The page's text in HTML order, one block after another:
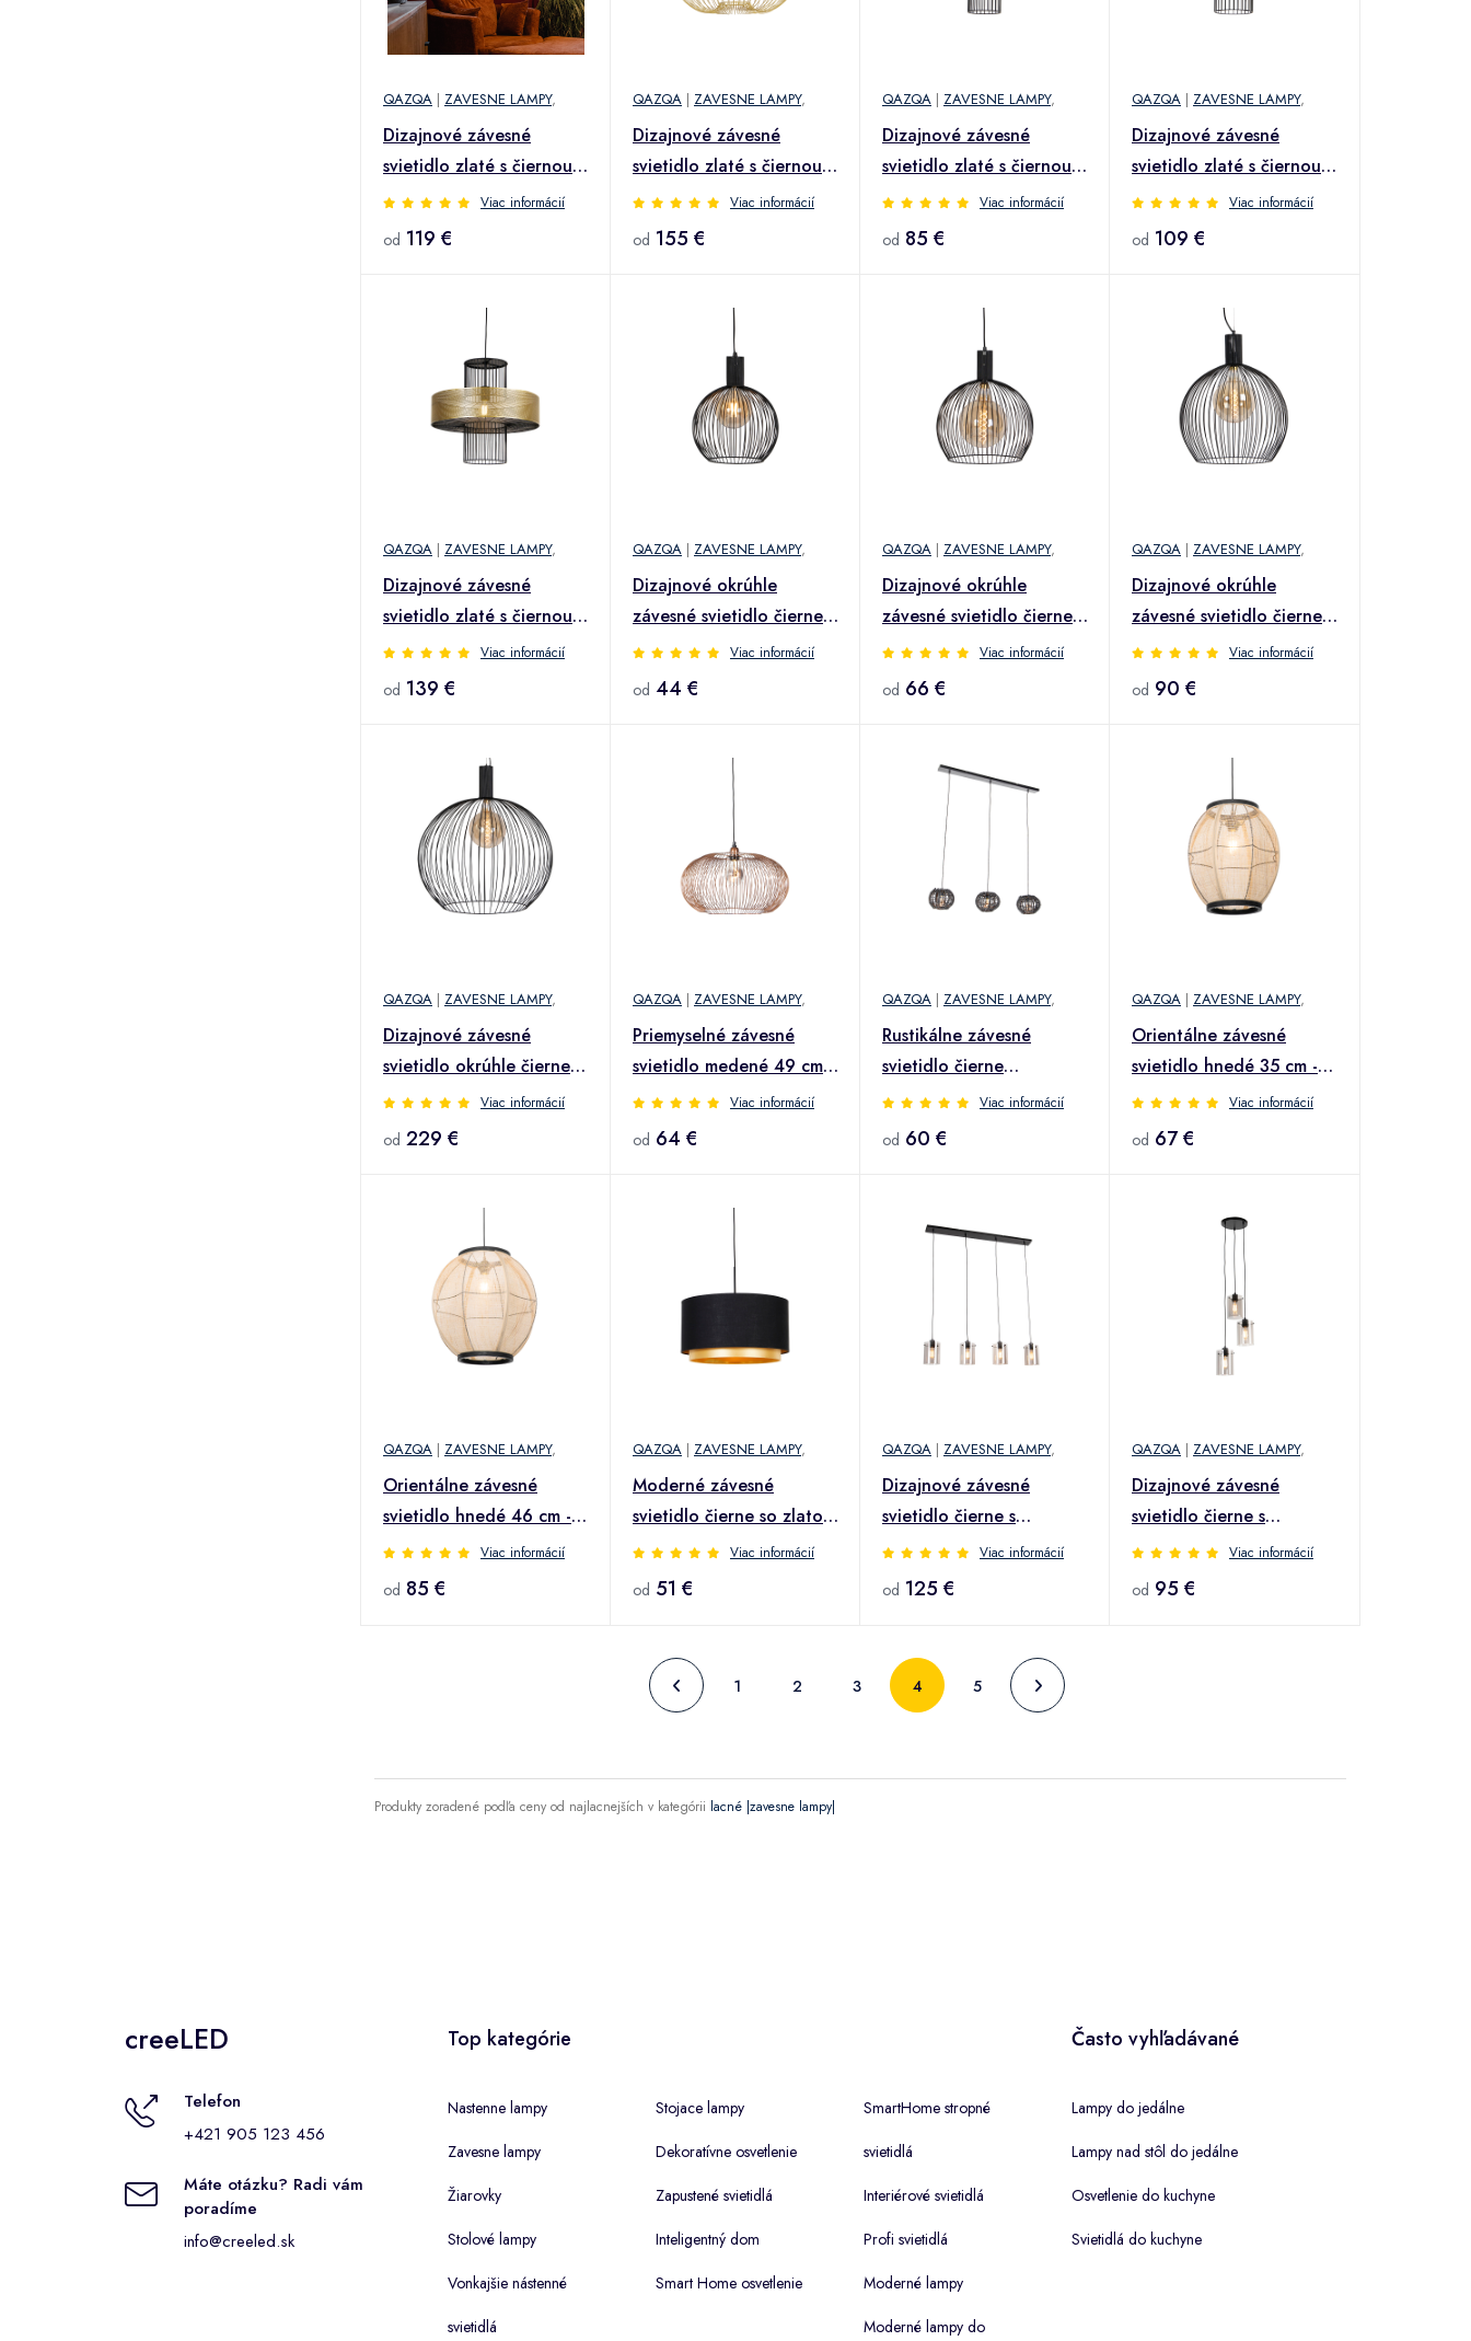
QAZQA | ZAVESNE LAMPY,
Dizajnové závesné
svietidlo zlaté s čiernou
50 cm - MarnieViac informácií
od 119 €
QAZQA | ZAVESNE LAMPY,
Dizajnové závesné
svietidlo zlaté s čiernou
60 cm - MarnieViac informácií
od 155 €
QAZQA | ZAVESNE LAMPY,
Dizajnové závesné
svietidlo zlaté s čiernou
30 cm - Tess Viac informácií
od 85 €
QAZQA | ZAVESNE LAMPY,
Dizajnové závesné
svietidlo zlaté s čiernou
40 cm - Tess Viac informácií
od 109 €
QAZQA | ZAVESNE LAMPY,
Dizajnové závesné
svietidlo zlaté s čiernou
50 cm - Tess Viac informácií
od 139 €
QAZQA | ZAVESNE LAMPY,
Dizajnové okrúhle
závesné svietidlo čierne
30 cm - Dos Viac informácií
od 44 €
QAZQA | ZAVESNE LAMPY,
Dizajnové okrúhle
závesné svietidlo čierne
40 cm - Dos Viac informácií
od 66 €
QAZQA | ZAVESNE LAMPY,
Dizajnové okrúhle
závesné svietidlo čierne
50 cm - Dos Viac informácií
od 90 €
QAZQA | ZAVESNE LAMPY,
Dizajnové závesné
svietidlo okrúhle čierne
70 cm - Dos Viac informácií
od 229 €
QAZQA | ZAVESNE LAMPY,
Priemyselné závesné
svietidlo medené 49 cm -
Finn
Viac informácií
od 64 €
QAZQA | ZAVESNE LAMPY,
Rustikálne závesné
svietidlo čierne
obdĺžnikové 3-svetlo -
Canna
Viac informácií
od 60 €
QAZQA | ZAVESNE LAMPY,
Orientálne závesné
svietidlo hnedé 35 cm -
Rob
Viac informácií
od 67 €
QAZQA | ZAVESNE LAMPY,
Orientálne závesné
svietidlo hnedé 46 cm -
Rob
Viac informácií
od 85 €
QAZQA | ZAVESNE LAMPY,
Moderné závesné
svietidlo čierne so zlatom
47 cm Duo tienidlo -
Combi
Viac informácií
od 51 €
QAZQA | ZAVESNE LAMPY,
Dizajnové závesné
svietidlo čierne s
dymovým sklom 4 svetlá -
Dome
Viac informácií
od 125 €
QAZQA | ZAVESNE LAMPY,
Dizajnové závesné
svietidlo čierne s
dymovým sklom 3-
žiarovkové - Dome
Viac informácií
od 95 €
1 2 3 4 5
Produkty zoradené podľa ceny od najlacnejších v kategórii lacné |zavesne lampy|
creeLED
Telefon
+421 905 123 456
Máte otázku? Radi vám
poradíme
info@creeled.sk
Top kategórie
Nastenne lampy
Zavesne lampy
Žiarovky
Stolové lampy
Vonkajšie nástenné
svietidlá
Stojace lampy
Dekoratívne osvetlenie
Zapustené svietidlá
Inteligentný dom
Smart Home osvetlenie
SmartHome stropné
svietidlá
Interiérové svietidlá
Profi svietidlá
Moderné lampy
Moderné lampy do
Často vyhľadávané
Lampy do jedálne
Lampy nad stôl do jedálne
Osvetlenie do kuchyne
Svietidlá do kuchyne